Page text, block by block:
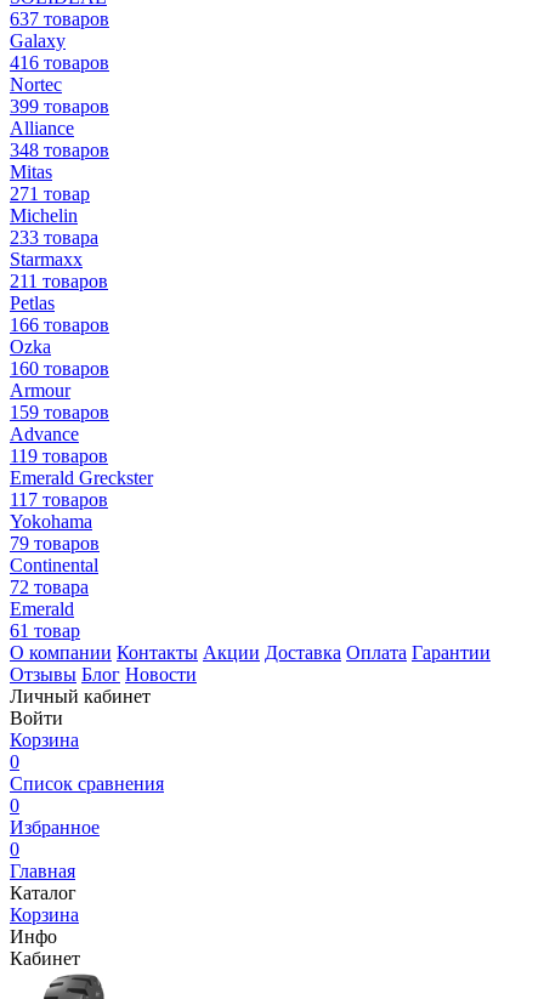
637 товаров
Galaxy
416 товаров
Nortec
399 товаров
Alliance
348 товаров
Mitas
271 товар
Michelin
233 товара
Starmaxx
211 товаров
Petlas
166 товаров
Ozka
160 товаров
Armour
159 товаров
Advance
119 товаров
Emerald Greckster
117 товаров
Yokohama
79 товаров
Continental
72 товара
Emerald
61 товар
О компании Контакты Акции Доставка Оплата Гарантии
Отзывы Блог Новости
Личный кабинет
Войти
Корзина
0
Список сравнения
0
Избранное
0
Главная
Каталог
Корзина
Инфо
Кабинет